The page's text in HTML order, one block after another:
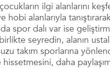
ilgi alanlarını
hobi alanlarıyla
spor dalı var ise
seyredin, alanın
takım sporlarına
daha